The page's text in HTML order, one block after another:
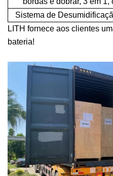
Sistema de
LITH fornece aos clientes
bateria!